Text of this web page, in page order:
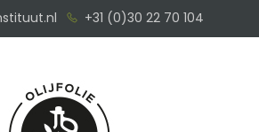
+31 (0)30 22 70 104